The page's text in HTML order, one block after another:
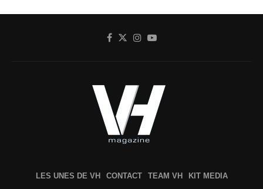
LES UNES DE VH CONTACT TEAM VH KIT MEDIA